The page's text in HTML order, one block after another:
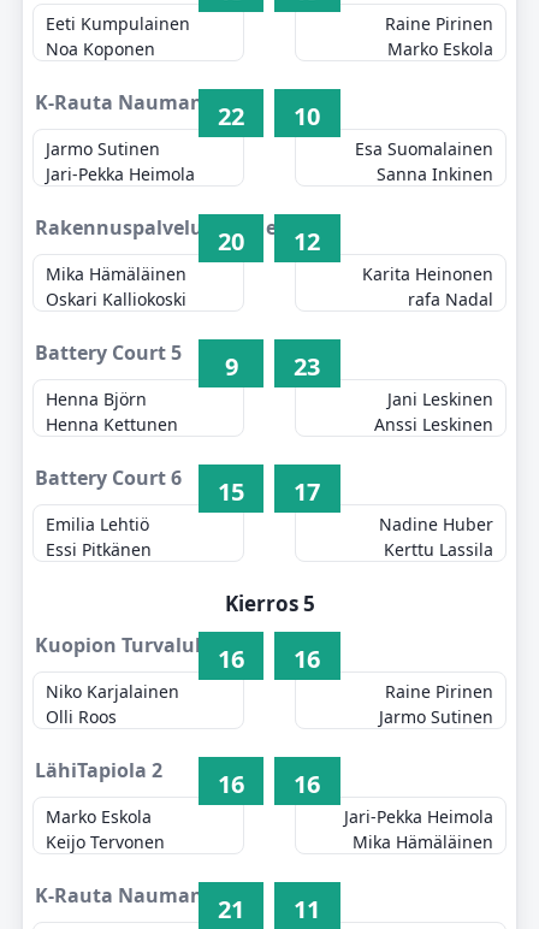
Eeti Kumpulainen
Noa Koponen
Raine Pirinen
Marko Eskola
K-Rauta Naumanen 3
Jarmo Sutinen
Jari-Pekka Heimola
22 10
Esa Suomalainen
Sanna Inkinen
Rakennuspalvelu Keränen 4
Mika Hämäläinen
Oskari Kalliokoski
20 12
Karita Heinonen
rafa Nadal
Battery Court 5
Henna Björn
Henna Kettunen
9 23
Jani Leskinen
Anssi Leskinen
Battery Court 6
Emilia Lehtiö
Essi Pitkänen
15 17
Nadine Huber
Kerttu Lassila
Kierros 5
Kuopion Turvalukko 1
Niko Karjalainen
Olli Roos
16 16
Raine Pirinen
Jarmo Sutinen
LähiTapiola 2
Marko Eskola
Keijo Tervonen
16 16
Jari-Pekka Heimola
Mika Hämäläinen
K-Rauta Naumanen 3
21 11